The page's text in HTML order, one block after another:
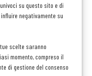
su questo sito e di
negativamente su
scelte saranno
momento, compreso il
di gestione del consenso